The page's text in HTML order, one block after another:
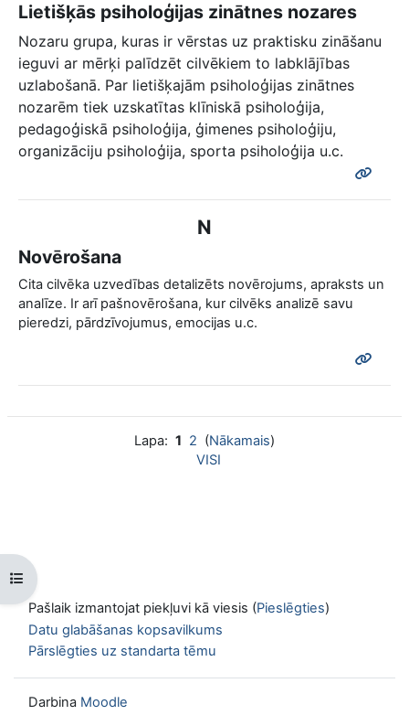
Atvērt kursu indeksu
Lietišķās psiholoģijas zinātnes nozares
Nozaru grupa, kuras ir vērstas uz praktisku zināšanu
ieguvi ar mērķi palīdzēt cilvēkiem to labklājības
uzlabošanā. Par lietišķajām psiholoģijas zinātnes
nozarēm tiek uzskatītas klīniskā psiholoģija,
pedagoģiskā psiholoģija, ģimenes psiholoģiju,
organizāciju psiholoģija, sporta psiholoģija u.c.
N
Novērošana
Cita cilvēka uzvedības detalizēts novērojums, apraksts un
analīze. Ir arī pašnovērošana, kur cilvēks analizē savu
pieredzi, pārdzīvojumus, emocijas u.c.
Lapa: 1 2 (Nākamais)
VISI
Pašlaik izmantojat piekļuvi kā viesis (Pieslēgties)
Datu glabāšanas kopsavilkums
Pārslēgties uz standarta tēmu
Darbina Moodle